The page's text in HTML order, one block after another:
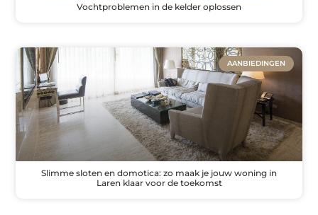
Vochtproblemen in de kelder oplossen
AANBIEDINGEN
Slimme sloten en domotica: zo maak je jouw woning in
Laren klaar voor de toekomst